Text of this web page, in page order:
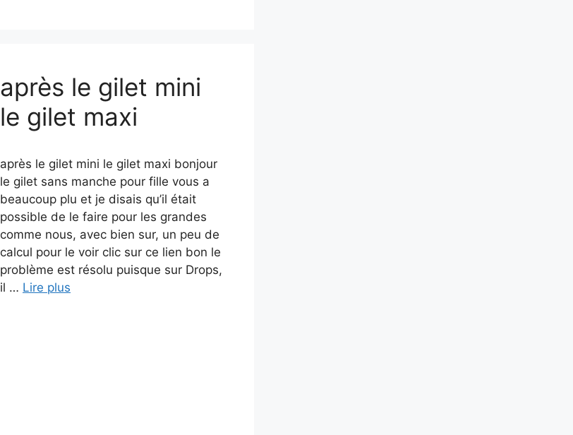
après le gilet mini
le gilet maxi
après le gilet mini le gilet maxi bonjour
le gilet sans manche pour fille vous a
beaucoup plu et je disais qu’il était
possible de le faire pour les grandes
comme nous, avec bien sur, un peu de
calcul pour le voir clic sur ce lien bon le
problème est résolu puisque sur Drops,
il … Lire plus